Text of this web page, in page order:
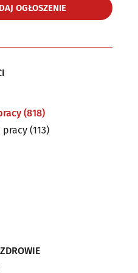
OGŁOSZENIE
(818)
pracy (113)